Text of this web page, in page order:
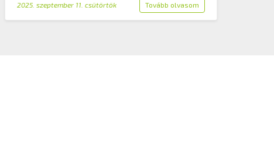
2025. szeptember 11. csütörtök Tovább olvasom